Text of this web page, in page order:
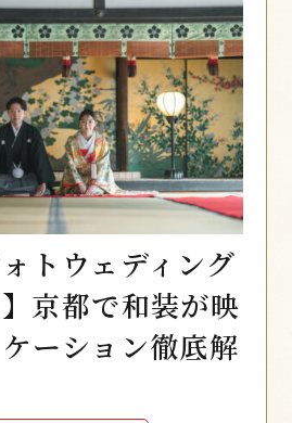
ォトウェディング
京都で和装が映
ーション徹底解